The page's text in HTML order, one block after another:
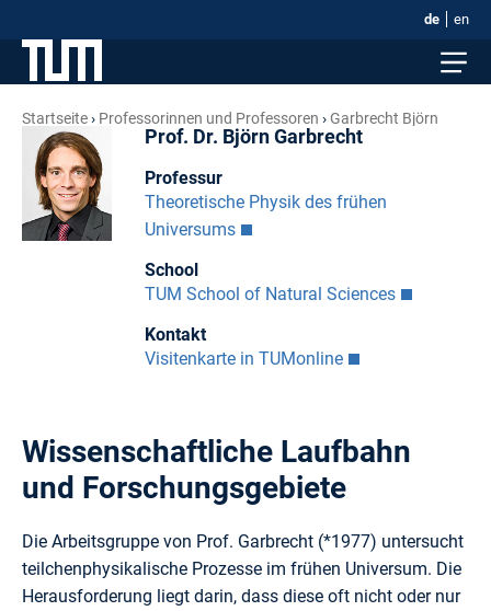
de en
Startseite Professorinnen und Professoren Garbrecht Björn
Prof. Dr. Björn Garbrecht
Professur
Theoretische Physik des frühen
Universums
School
TUM School of Natural Sciences
Kontakt
Visitenkarte in TUMonline
Wissenschaftliche Laufbahn
und Forschungsgebiete
Die Arbeitsgruppe von Prof. Garbrecht (*1977) untersucht
teilchenphysikalische Prozesse im frühen Universum. Die
Herausforderung liegt darin, dass diese oft nicht oder nur